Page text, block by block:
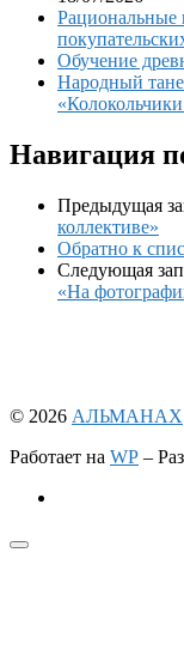
Рациональные
Обучение
Народный
«Колокольчики
Навигация
Предыдущая
коллективе»
Обратно к
Следующая
«На
© 2026 АЛЬМАНАХ
Работает на WP –